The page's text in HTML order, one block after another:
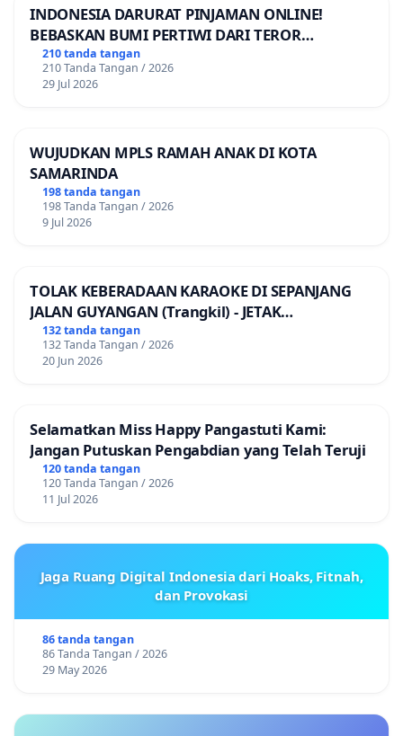
INDONESIA DARURAT PINJAMAN ONLINE!
BEBASKAN BUMI PERTIWI DARI TEROR
PINJAMAN ONLINE! TUTUP PINJOL!
210 tanda tangan
210 Tanda Tangan / 2026
29 Jul 2026
WUJUDKAN MPLS RAMAH ANAK DI KOTA
SAMARINDA
198 tanda tangan
198 Tanda Tangan / 2026
9 Jul 2026
TOLAK KEBERADAAN KARAOKE DI SEPANJANG
JALAN GUYANGAN (Trangkil) - JETAK
(Wedarijaksa) Kab. PATI
132 tanda tangan
132 Tanda Tangan / 2026
20 Jun 2026
Selamatkan Miss Happy Pangastuti Kami:
Jangan Putuskan Pengabdian yang Telah Teruji
120 tanda tangan
120 Tanda Tangan / 2026
11 Jul 2026
Jaga Ruang Digital Indonesia dari Hoaks, Fitnah,
dan Provokasi
86 tanda tangan
86 Tanda Tangan / 2026
29 May 2026